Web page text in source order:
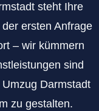
steht Ihre
ersten Anfrage
– wir kümmern
sind
Darmstadt
zu gestalten.